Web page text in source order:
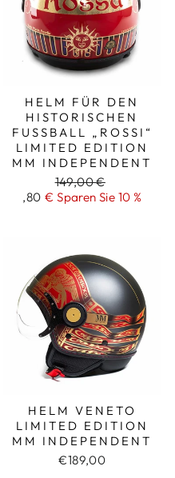
HELM FÜR DEN
HISTORISCHEN
FUSSBALL „ROSSI“ L
IMITED EDITION M
M INDEPENDENT
Regulärer
Preis
149,00 €
Aktionspreis
,80 € Sparen Sie 10 %
HELM VENETO
LIMITED EDITION
MM INDEPENDENT
€189,00